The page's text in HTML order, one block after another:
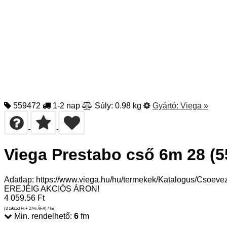
559472 1-2 nap Súly: 0.98 kg Gyártó: Viega »
Viega Prestabo cső 6m 28
Adatlap: https://www.viega.hu/hu/termekek/Katalogus/
EREJÉIG AKCIÓS ÁRON!
4 059.56 Ft
(3 196.50 Ft + 27% ÁFA) / fm
Min. rendelhető: 6 fm